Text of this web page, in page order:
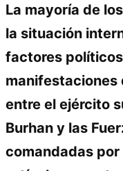
La mayoría de
la situación
factores
manifestaciones
entre el ejército
Burhan y las
comandadas